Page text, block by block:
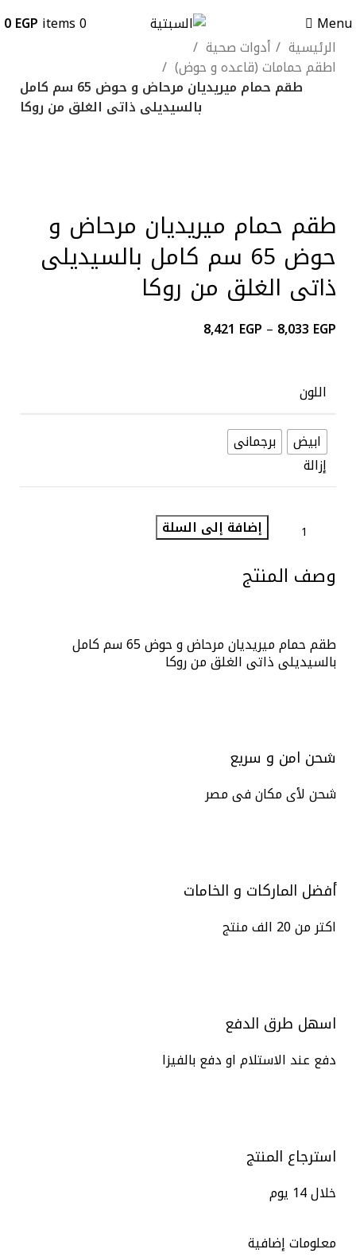
Menu
0
items
0EGP
الرئيسية
أدوات صحية
اطقم حمامات (قاعده و حوض)
طقم حمام ميريديان مرحاض و حوض 65 سم كامل
بالسيديلى ذاتى الغلق من روكا
طقم حمام ميريديان مرحاض و
حوض 65 سم كامل بالسيديلى
ذاتى الغلق من روكا
8,033 EGP
–
8,421 EGP
اللون
ابيض
برجمانى
إزالة
إضافة إلى السلة
وصف المنتج
طقم حمام ميريديان مرحاض و حوض 65 سم كامل
بالسيديلى ذاتى الغلق من روكا
شحن امن و سريع
شحن لأى مكان فى مصر
أفضل الماركات و الخامات
اكتر من 20 الف منتج
اسهل طرق الدفع
دفع عند الاستلام او دفع بالفيزا
استرجاع المنتج
خلال 14 يوم
معلومات إضافية